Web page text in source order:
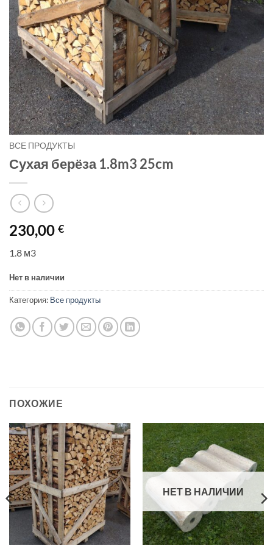
ВСЕ ПРОДУКТЫ
Сухая берёза 1.8m3 25cm
230,00 €
1.8 м3
Нет в наличии
Категория: Все продукты
ПОХОЖИЕ
НЕТ В НАЛИЧИИ